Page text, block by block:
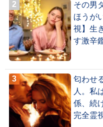
その男
ほうが
視】生
す激辛
匂わせ
人。私
係、続
完全霊